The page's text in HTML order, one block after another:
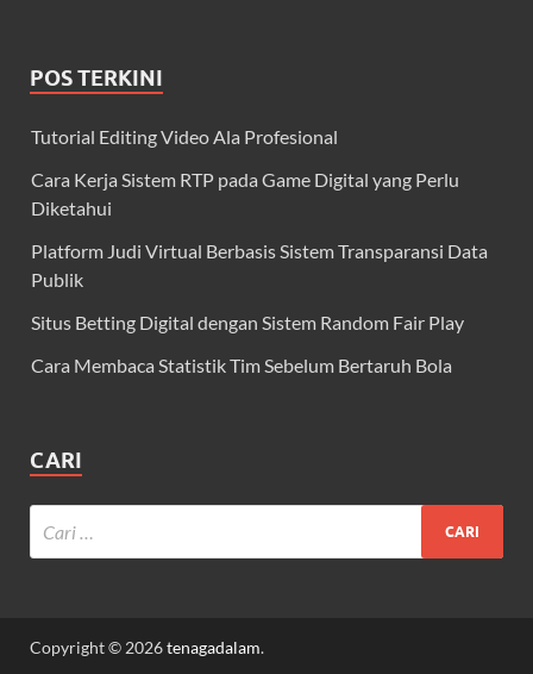
POS TERKINI
Tutorial Editing Video Ala Profesional
Cara Kerja Sistem RTP pada Game Digital yang Perlu
Diketahui
Platform Judi Virtual Berbasis Sistem Transparansi Data
Publik
Situs Betting Digital dengan Sistem Random Fair Play
Cara Membaca Statistik Tim Sebelum Bertaruh Bola
CARI
Copyright © 2026tenagadalam.